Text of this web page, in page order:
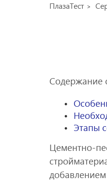
ПлазаТест
Содержание
Этапы
Цементно-